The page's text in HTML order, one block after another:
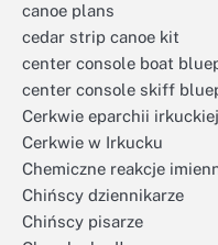
canoe plans
cedar strip canoe kit
center console boat
center console skiff
Cerkwie eparchii irkuckiej
Cerkwie w Irkucku
Chemiczne reakcje
Chińscy dziennikarze
Chińscy pisarze